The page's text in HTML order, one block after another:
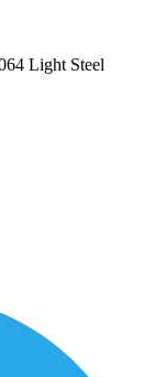
Light Steel